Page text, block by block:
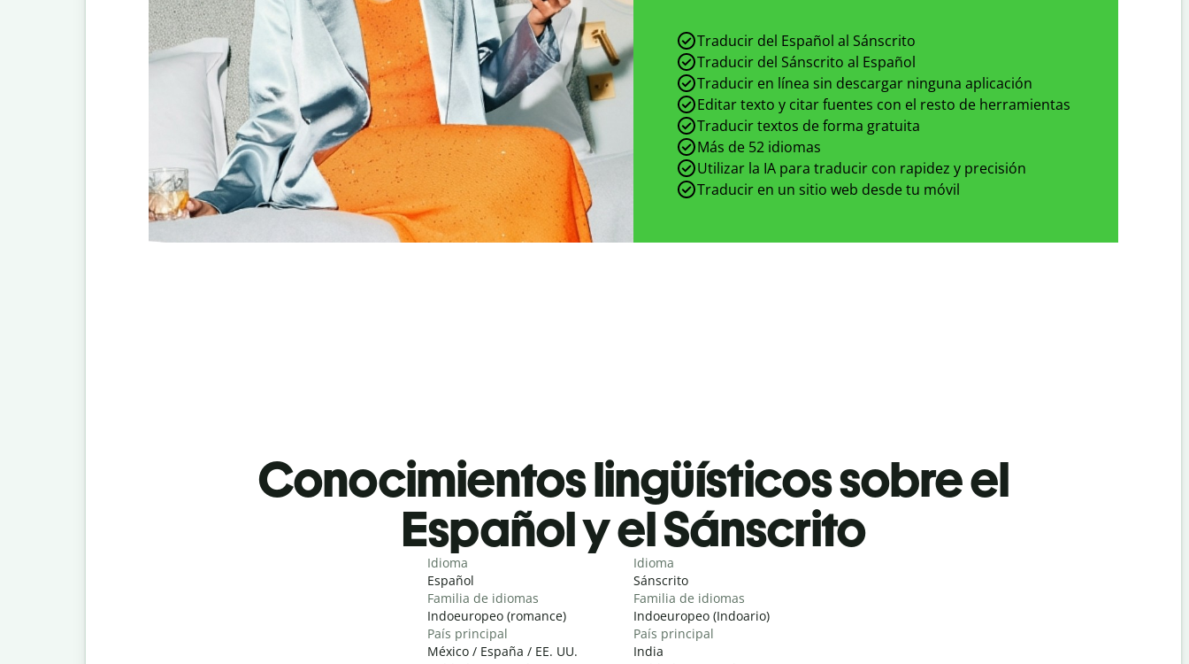
Traducir del Español al Sánscrito
Traducir del Sánscrito al Español
Traducir en línea sin descargar ninguna aplicación
Editar texto y citar fuentes con el resto de herramientas
Traducir textos de forma gratuita
Más de 52 idiomas
Utilizar la IA para traducir con rapidez y precisión
Traducir en un sitio web desde tu móvil
Conocimientos lingüísticos sobre el
Español y el Sánscrito
Idioma
Español
Familia de idiomas
Indoeuropeo (romance)
País principal
México / España / EE. UU.
Idioma
Sánscrito
Familia de idiomas
Indoeuropeo (Indoario)
País principal
India